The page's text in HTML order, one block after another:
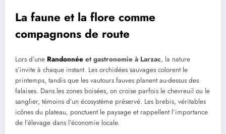
La faune et la flore comme
compagnons de route
Lors d’une Randonnée et gastronomie à Larzac, la nature
s’invite à chaque instant. Les orchidées sauvages colorent le
printemps, tandis que les vautours fauves planent au-dessus des
falaises. Dans les zones boisées, on croise parfois le chevreuil ou le
sanglier, témoins d’un écosystème préservé. Les brebis, véritables
icônes du plateau, ponctuent le paysage et rappellent l’importance
de l’élevage dans l’économie locale.